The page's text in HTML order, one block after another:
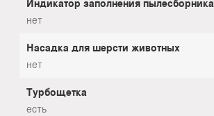
нет
Насадка для шерсти животных
нет
Турбощетка
есть